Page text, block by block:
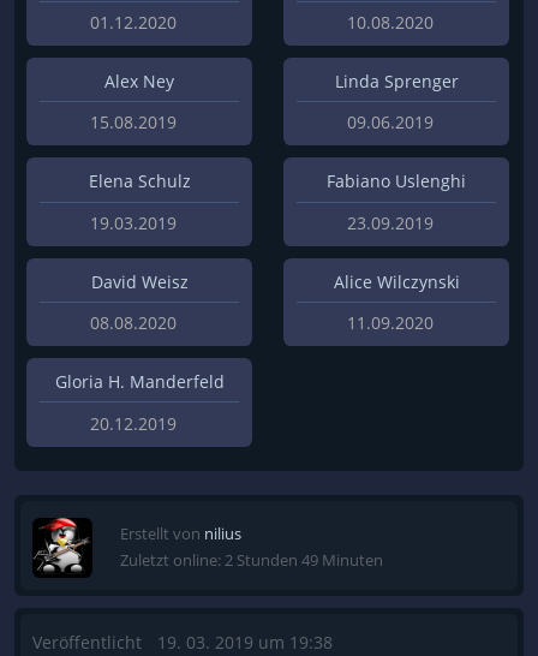
01.12.2020 10.08.2020
Alex Ney
15.08.2019
Linda Sprenger
09.06.2019
Elena Schulz
19.03.2019
Fabiano Uslenghi
23.09.2019
David Weisz
08.08.2020
Alice Wilczynski
11.09.2020
Gloria H. Manderfeld
20.12.2019
Erstellt von nilius
Zuletzt online: 2 Stunden 49 Minuten
Veröffentlicht
19. 03. 2019 um 19:38